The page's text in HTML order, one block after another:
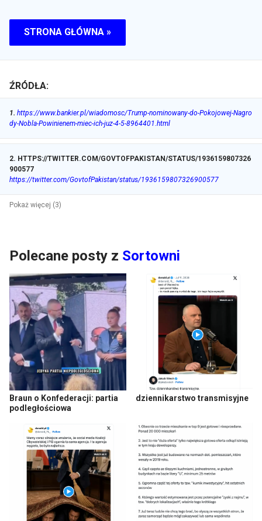
STRONA GŁÓWNA »
ŹRÓDŁA:
1. https://www.bankier.pl/wiadomosc/Trump-nominowany-do-Pokojowej-Nagro
dy-Nobla-Powinienem-miec-ich-juz-4-5-8964401.html
2. HTTPS://TWITTER.COM/GOVTOFPAKISTAN/STATUS/1936159807326
900577
https://twitter.com/GovtofPakistan/status/1936159807326900577
Pokaż więcej (3)
Polecane posty z Sortowni
Braun o Konfederacji: partia
podległościowa
dziennikarstwo transmisyjne